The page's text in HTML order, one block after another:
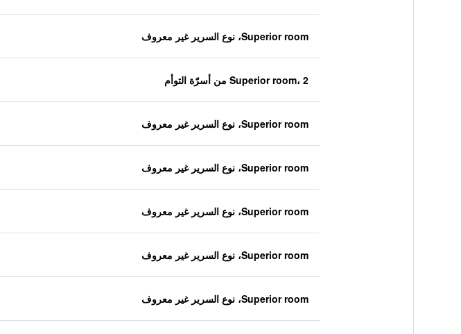
Superior room، نوع السرير غير معروف
Superior room، 2 من أسرّة التوأم
Superior room، نوع السرير غير معروف
Superior room، نوع السرير غير معروف
Superior room، نوع السرير غير معروف
Superior room، نوع السرير غير معروف
Superior room، نوع السرير غير معروف